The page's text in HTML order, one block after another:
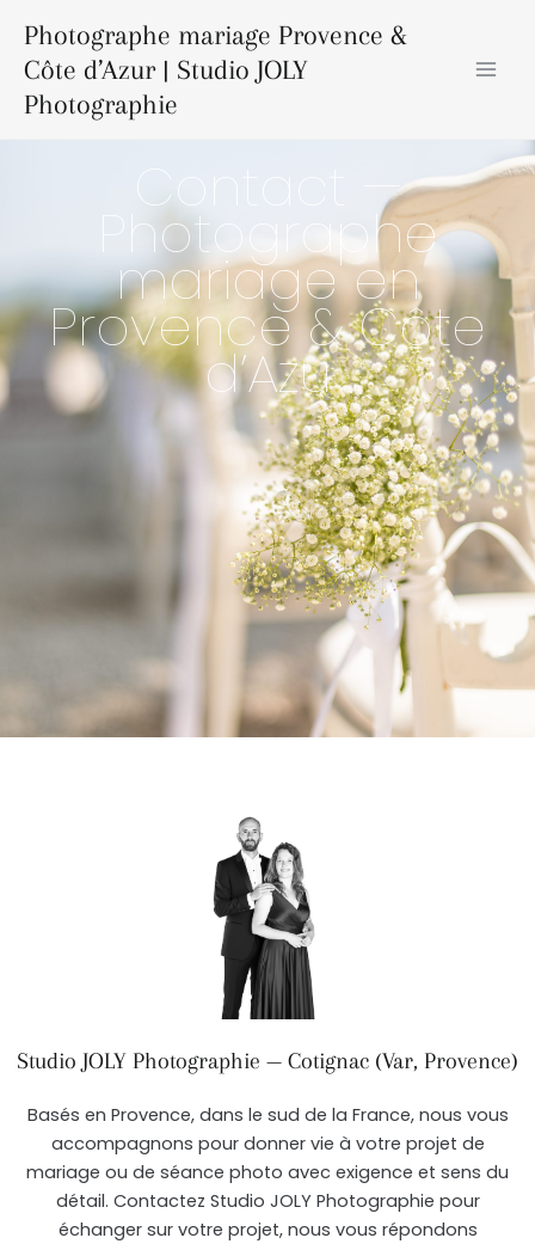
contenu
Photographe mariage Provence &
Côte d’Azur | Studio JOLY
Photographie
Contact —
Photographe
mariage en
Provence & Côte
d’Azu
Studio JOLY Photographie — Cotignac (Var, Provence)
Basés en Provence, dans le sud de la France, nous vous
accompagnons pour donner vie à votre projet de
mariage ou de séance photo avec exigence et sens du
détail. Contactez Studio JOLY Photographie pour
échanger sur votre projet, nous vous répondons